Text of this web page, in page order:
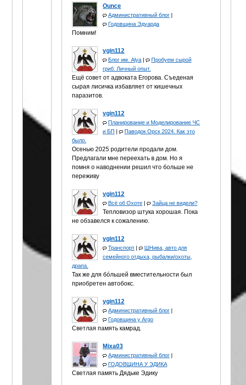
Ounce
Административный блог |
Годовщина Эдуарда
Помним!
ygin112
Блог им. Alya |
Пробуем сырой
гриб. Личный опыт.
Ещё совет от адвоката Егорова. Съеденая
сырая лисичка избавляет от кишечных
паразитов.
ygin112
Планирование и Моделирование ЧС
и БП |
Паводок Орск 2024. Как это
было.
Осенью 2025 родители продали дом.
Предлагали мне переехать в дом. Но я
помня о наводнении решил что больше не
переживу
ygin112
Всё об Охоте | Зайца не видели?
Тепловизор штука хорошая. Пока
не обзавелся к сожалению.
ygin112
Транспорт |
ШНива, авто для
семейного отдыха, рыбалки/охоты,
драпа.
Так же для бóльшей вместительности был
приобретен автобокс.
ygin112
Административный блог |
Годовщина у Аrgo
Светлая память камрад.
Mixa03
Административный блог |
ГОДОВЩИНА У ЭДИКА
Светлая память Дядьке Эдику